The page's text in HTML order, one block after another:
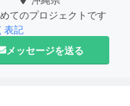
てのプロジェクトです
表記
メッセージを送る